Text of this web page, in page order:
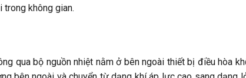
trong không gian.
qua bộ nguồn nhiệt nằm ở bên ngoài thiết bị điều hòa